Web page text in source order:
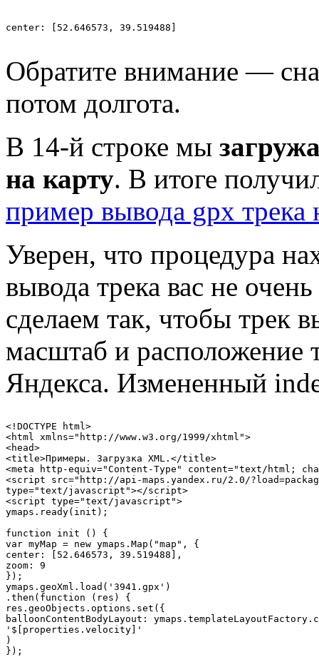
center: [52.646573, 39.519488]
Обратите внимание —
потом долгота.
В 14-й строке мы
на карту. В итоге
пример вывода gpx трека
Уверен, что процедура
вывода трека вас не
сделаем так, чтобы трек
масштаб и расположение
Яндекса. Измененный
<!DOCTYPE html>
<html xmlns="http://www.w3.org/1999/xhtml">
<head>
<title>Примеры. Загрузка XML.</title>
<meta http-equiv="Content-Type" content="text/html;
<script src="http://api-maps.yandex.ru/2.0/
type="text/javascript"></script>
<script type="text/javascript">
ymaps.ready(init);
function init () {
var myMap = new ymaps.Map("map", {
center: [52.646573, 39.519488],
zoom: 9
});
ymaps.geoXml.load('3941.gpx')
.then(function (res) {
res.geoObjects.options.set({
balloonContentBodyLayout:
'$[properties.velocity]'
)
});